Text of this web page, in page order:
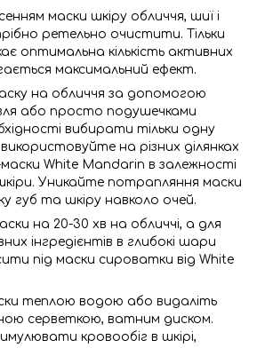
маски шкіру обличчя, шиї і
ретельно очистити. Тільки
оптимальна кількість активних
максимальний ефект.
на обличчя за допомогою
або просто подушечками
вибирати тільки одну
на різних ділянках
маски White Mandarin в залежності
Уникайте потрапляння маски
губ та шкіру навколо очей.
на 20-30 хв на обличчі, а для
інгредієнтів в глибокі шари
під маски сироватки від White
теплою водою або видаліть
серветкою, ватним диском.
кровообіг в шкірі,